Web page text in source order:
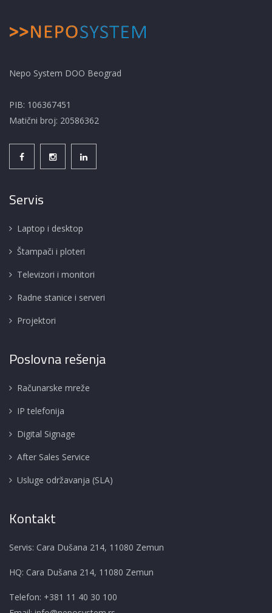
Nepo System DOO Beograd
PIB: 106367451
Matični broj: 20586362
Servis
Laptop i desktop
Štampači i ploteri
Televizori i monitori
Radne stanice i serveri
Projektori
Poslovna rešenja
Računarske mreže
IP telefonija
Digital Signage
After Sales Service
Usluge održavanja (SLA)
Kontakt
Servis: Cara Dušana 214, 11080 Zemun
HQ: Cara Dušana 214, 11080 Zemun
Telefon: +381 11 40 30 100